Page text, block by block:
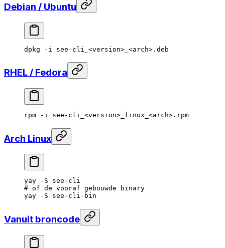
Debian / Ubuntu
dpkg -i see-cli_ <version> <arc h> .deb
RHEL / Fedora
rpm -i see-cli_ <version> _linux_ <arc h> .rpm
Arch Linux
yay -S see-cli
# of de vooraf gebouwde binary
yay -S see-cli-bin
Vanuit broncode